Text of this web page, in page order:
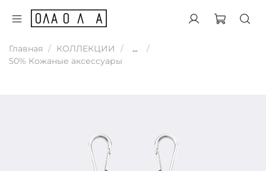
Главная КОЛЛЕКЦИИ
...
50% Кожаные аксессуары